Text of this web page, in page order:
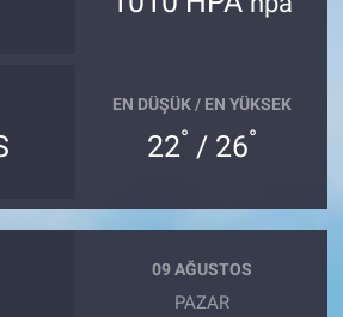
EN DÜŞÜK / EN YÜKSEK
22° / 26°
09 AĞUSTOS
PAZAR